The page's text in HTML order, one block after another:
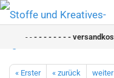
- -- - - - - - - -
« Erster « zurück weiter